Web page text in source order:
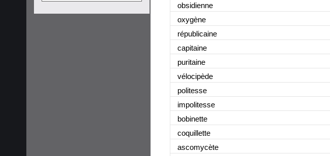
obsidienne
oxygène
républicaine
capitaine
puritaine
vélocipède
politesse
impolitesse
bobinette
coquillette
ascomycète